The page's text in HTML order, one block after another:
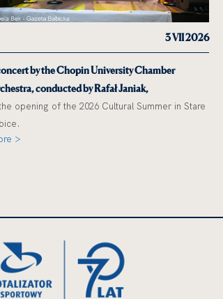
3 VII 2026
by the Chopin University Chamber
conducted by Rafał Janiak,
opening of the 2026 Cultural Summer in Stare
>